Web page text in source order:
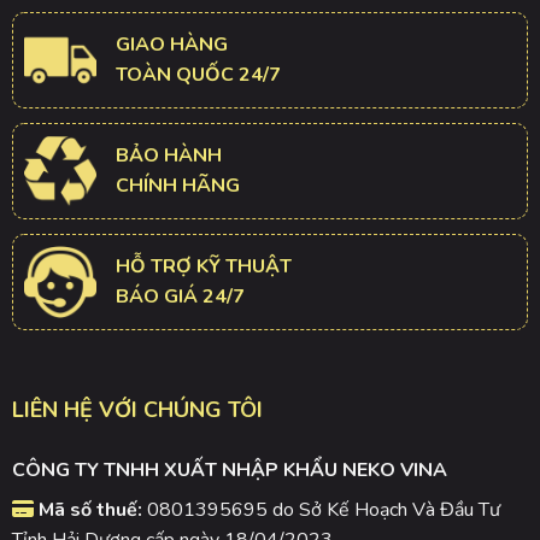
GIAO HÀNG
TOÀN QUỐC 24/7
BẢO HÀNH
CHÍNH HÃNG
HỖ TRỢ KỸ THUẬT
BÁO GIÁ 24/7
LIÊN HỆ VỚI CHÚNG TÔI
CÔNG TY TNHH XUẤT NHẬP KHẨU NEKO VINA
Mã số thuế: 0801395695 do Sở Kế Hoạch Và Đầu Tư